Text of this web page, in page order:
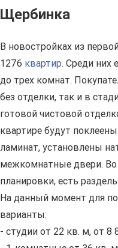
Щербинка
В новостройках из
1276 квартир. Среди них
до трех комнат.
без отделки, так и в
готовой чистовой
квартире будут
ламинат, установлены
межкомнатные двери. Во
планировки, есть
На данный момент для
варианты:
- студии от 22 кв. м, от 8